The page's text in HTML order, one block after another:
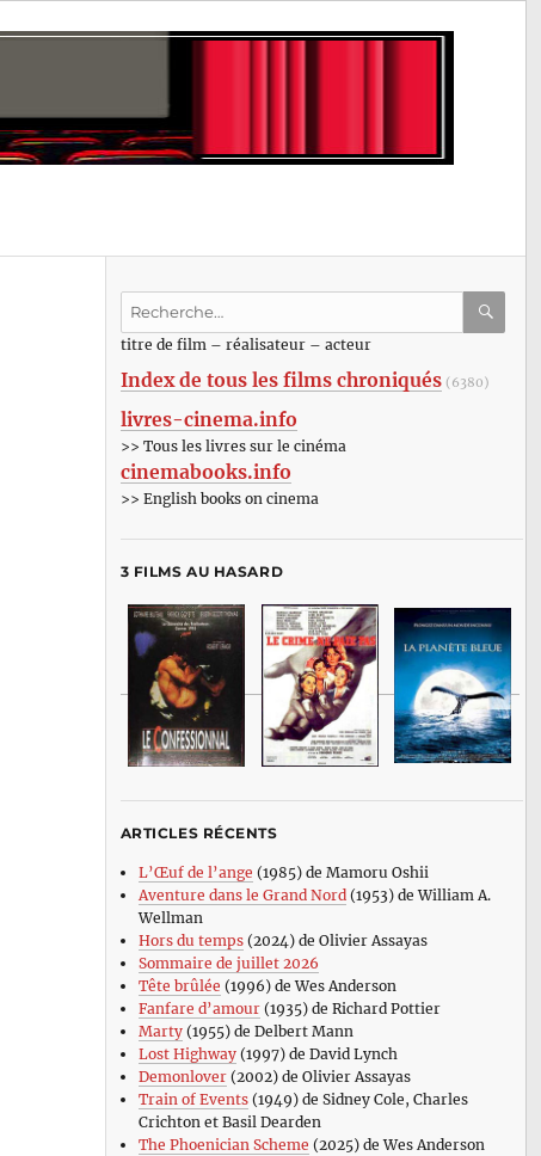
Recherche
:titre de film – réalisateur – acteur
Index de tous les films chroniqués (6380)
livres-cinema.info
>> Tous les livres sur le cinéma
cinemabooks.info
>> English books on cinema
3 FILMS AU HASARD
ARTICLES RÉCENTS
L’Œuf de l’ange (1985) de Mamoru Oshii
Aventure dans le Grand Nord(1953) de William A.
Wellman
Hors du temps(2024) de Olivier Assayas
Sommaire de juillet 2026
Tête brûlée (1996) de Wes Anderson
Fanfare d’amour(1935) de Richard Pottier
Marty(1955) de Delbert Mann
Lost Highway(1997) de David Lynch
Demonlover(2002) de Olivier Assayas
Train of Events(1949) de Sidney Cole, Charles
Crichton et Basil Dearden
The Phoenician Scheme (2025) de Wes Anderson